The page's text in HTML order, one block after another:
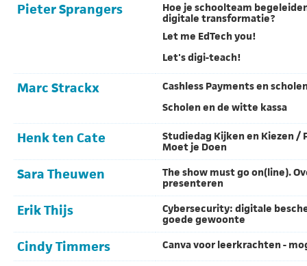
Pieter Sprangers
Hoe je schoolteam
digitale transformatie?
Let me EdTech you!
Let's digi-teach!
Marc Strackx
Cashless Payments en
Scholen en de witte kassa
Henk ten Cate
Studiedag Kijken en Kiezen /
Moet je Doen
Sara Theuwen
The show must go on(line).
presenteren
Erik Thijs
Cybersecurity: digitale
goede gewoonte
Cindy Timmers Canva voor leerkrachten -